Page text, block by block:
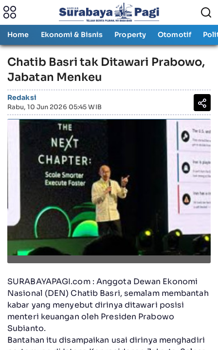
Home Ekonomi & Bisnis Property Otomotif
Chatib Basri tak Ditawari Prabowo,
Jabatan Menkeu
Redaksi
Rabu, 10 Jun 2026 05:45 WIB
SURABAYAPAGI.com : Anggota Dewan Ekonomi
Nasional (DEN) Chatib Basri, semalam membantah
kabar yang menyebut dirinya ditawari posisi
menteri keuangan oleh Presiden Prabowo
Subianto.
Bantahan itu disampaikan usai dirinya menghadiri